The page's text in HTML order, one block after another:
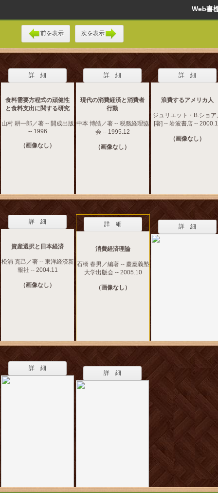
Web
前を表示 次を表示
詳 細
食料需要方程式の頑健性
と食料支出に関する研究
山村 耕一郎／著 -- 開成出版
-- 1996
（画像なし）
詳 細
現代の消費経済と消費者
行動
中本 博皓／著 -- 税務経理協
会 -- 1995.12
（画像なし）
詳 細
浪費するアメリカ人
ジュリエット・B.ショア
[著] -- 岩波書店 --
（画像なし）
詳 細
資産選択と日本経済
松浦 克己／著 -- 東洋経済新
報社 -- 2004.11
（画像なし）
詳 細
消費経済理論
石橋 春男／編著 -- 慶應義塾
大学出版会 -- 2005.10
（画像なし）
詳 細
詳 細
詳 細